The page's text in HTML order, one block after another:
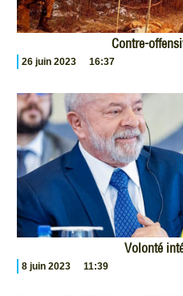
Contre-
26 juin 2023 16:37
Volonté
8 juin 2023 11:39